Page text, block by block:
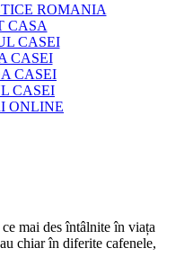
ROMANIA
CASA
CASEI
CASEI
CASEI
CASEI
ONLINE
mai des întâlnite în viața
chiar în diferite cafenele,